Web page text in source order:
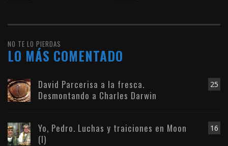
NO TE LO PIERDAS
LO MÁS COMENTADO
25
David Parcerisa a la fresca.
Desmontando a Charles Darwin
16
Yo, Pedro. Luchas y traiciones en Moon
(I)